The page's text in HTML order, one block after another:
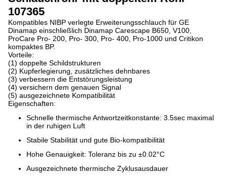
107365
Kompatibles NIBP verlegte Erweiterungsschlauch für GE
Dinamap einschließlich Dinamap Carescape B650, V100,
ProCare Pro- 200, Pro- 300, Pro- 400, Pro-1000 und Critikon
kompaktes BP.
Vorteile:
(1) doppelte Schildstrukturen
(2) Kupferlegierung, zusätzliches dehnbares
(3) verbessern die Entstörungsleistung
(4) versichern dem genauen Signal
(5) ausgezeichnete Kompatibilität
Eigenschaften:
Schnelle thermische Antwortzeitkonstante: 3.5sec maximal
in der ruhigen Luft
Stabile Stabilität und gute Bio-kompatibilität
Hohe Genauigkeit: Toleranz bis zu ±0.02°C
Ausgezeichnete thermische Zyklusausdauer